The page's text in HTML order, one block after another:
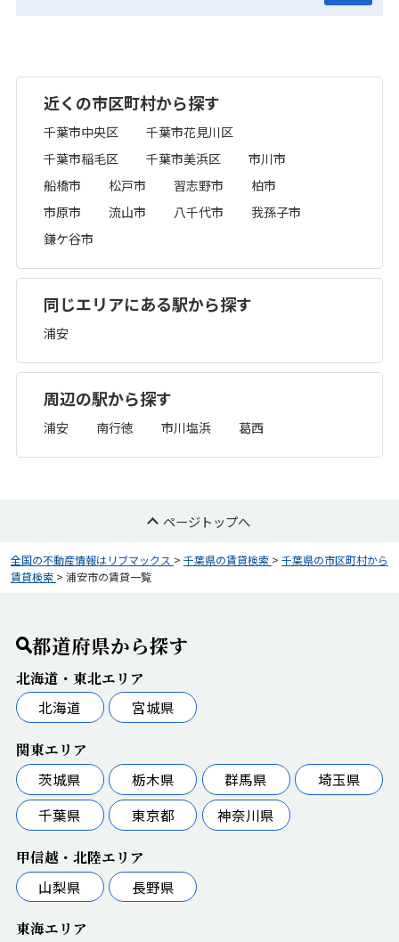
近くの市区町村から探す
千葉市中央区
千葉市花見川区
千葉市稲毛区
千葉市美浜区
市川市
船橋市
松戸市 習志野市
柏市
市原市
流山市 八千代市
我孫子市
鎌ケ谷市
同じエリアにある駅から探す
浦安
周辺の駅から探す
浦安 南行徳 市川塩浜 葛西
ページトップへ
全国の不動産情報はリブマックス > 千葉県の賃貸検索 > 千葉県の市区町村から
賃貸検索 > 浦安市の賃貸一覧
都道府県から探す
北海道・東北エリア
北海道
宮城県
関東エリア
茨城県
栃木県 群馬県
埼玉県
千葉県
東京都 神奈川県
甲信越・北陸エリア
山梨県
長野県
東海エリア